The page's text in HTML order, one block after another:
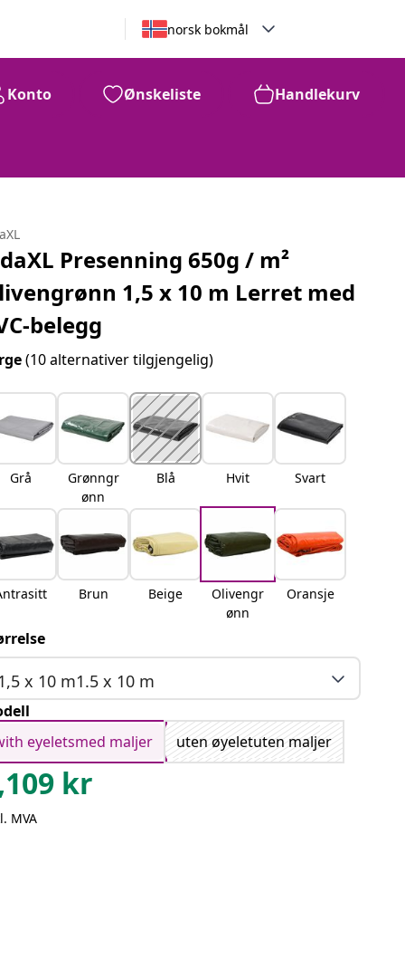
norsk bokmål
Konto Ønskeliste Handlekurv
Presenning 650g / m²
1,5 x 10 m Lerret med
belegg
(10 alternativer tilgjengelig)
Grå
Grønngr
ønn
Blå Hvit Svart
Brun Beige
Olivengr
ønn
Oransje
x 10 m1.5 x 10 m
eyeletsmed maljer
uten øyeletuten maljer
kr
MVA